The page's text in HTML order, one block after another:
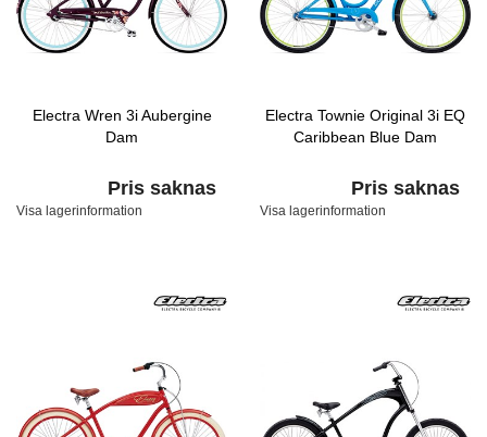
Electra Wren 3i Aubergine
Dam
Pris saknas
Visa lagerinformation
Electra Townie Original 3i EQ
Caribbean Blue Dam
Pris saknas
Visa lagerinformation